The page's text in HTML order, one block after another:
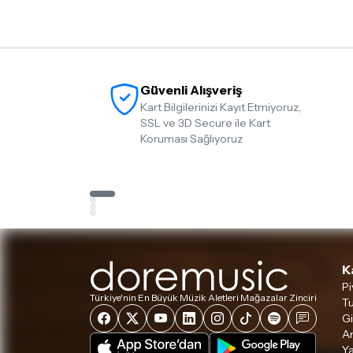
Güvenli Alışveriş
Kart Bilgilerinizi Kayıt Etmiyoruz,
SSL ve 3D Secure ile Kart
Koruması Sağlıyoruz
Türkiye'nin En Büyük Müzik Aletleri Mağazalar Zinciri